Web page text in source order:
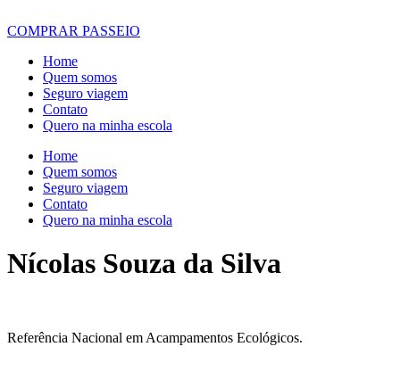
COMPRAR PASSEIO
Home
Quem somos
Seguro viagem
Contato
Quero na minha escola
Home
Quem somos
Seguro viagem
Contato
Quero na minha escola
Nícolas Souza da Silva
Referência Nacional em Acampamentos Ecológicos.